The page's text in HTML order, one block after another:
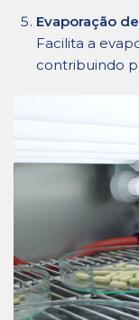
Evaporação
Facilita a
contribuindo